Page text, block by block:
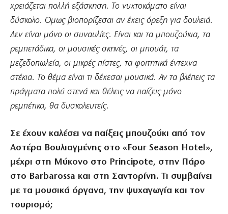
χρειάζεται πολλή εξάσκηση. Το νυχτοκάματο είναι
δύσκολο. Ομως βιοπορίζεσαι αν έχεις όρεξη για δουλειά.
Δεν είναι μόνο οι συναυλίες. Είναι και τα μπουζούκια, τα
ρεμπετάδικα, οι μουσικές σκηνές, οι μπουάτ, τα
μεζεδοπωλεία, οι μικρές πίστες, τα φοιτητικά έντεχνα
στέκια. Το θέμα είναι τι δέχεσαι μουσικά. Αν τα βλέπεις τα
πράγματα πολύ στενά και θέλεις να παίζεις μόνο
ρεμπέτικα, θα δυσκολευτείς.
Σε έχουν καλέσει να παίξεις μπουζούκι από τον
Αστέρα Βουλιαγμένης στο «Four Season Hotel»,
μέχρι στη Μύκονο στο Principote, στην Πάρο
στο Barbarossa και στη Σαντορίνη. Τι συμβαίνει
με τα μουσικά όργανα, την ψυχαγωγία και τον
τουρισμό;